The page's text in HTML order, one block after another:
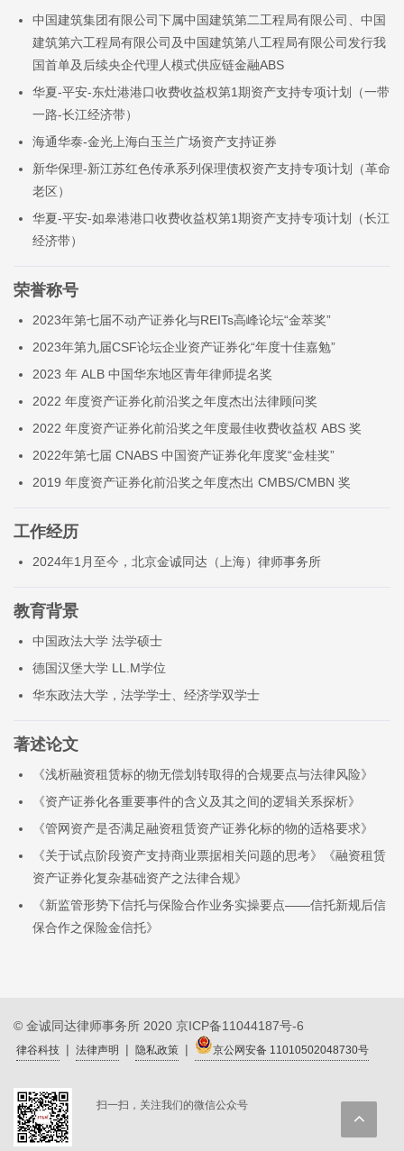
中国建筑集团有限公司下属中国建筑第二工程局有限公司、中国
建筑第六工程局有限公司及中国建筑第八工程局有限公司发行我
国首单及后续央企代理人模式供应链金融ABS
华夏-平安-东灶港港口收费收益权第1期资产支持专项计划（一带
一路-长江经济带）
海通华泰-金光上海白玉兰广场资产支持证券
新华保理-新江苏红色传承系列保理债权资产支持专项计划（革命
老区）
华夏-平安-如皋港港口收费收益权第1期资产支持专项计划（长江
经济带）
荣誉称号
2023年第七届不动产证券化与REITs高峰论坛“金萃奖”
2023年第九届CSF论坛企业资产证券化“年度十佳嘉勉”
2023 年 ALB 中国华东地区青年律师提名奖
2022 年度资产证券化前沿奖之年度杰出法律顾问奖
2022 年度资产证券化前沿奖之年度最佳收费收益权 ABS 奖
2022年第七届 CNABS 中国资产证券化年度奖“金桂奖”
2019 年度资产证券化前沿奖之年度杰出 CMBS/CMBN 奖
工作经历
2024年1月至今，北京金诚同达（上海）律师事务所
教育背景
中国政法大学 法学硕士
德国汉堡大学 LL.M学位
华东政法大学，法学学士、经济学双学士
著述论文
《浅析融资租赁标的物无偿划转取得的合规要点与法律风险》
《资产证券化各重要事件的含义及其之间的逻辑关系探析》
《管网资产是否满足融资租赁资产证券化标的物的适格要求》
《关于试点阶段资产支持商业票据相关问题的思考》《融资租赁
资产证券化复杂基础资产之法律合规》
《新监管形势下信托与保险合作业务实操要点——信托新规后信
保合作之保险金信托》
© 金诚同达律师事务所 2020 京ICP备11044187号-6
律谷科技 | 法律声明 | 隐私政策 | 京公网安备 11010502048730号
扫一扫，关注我们的微信公众号